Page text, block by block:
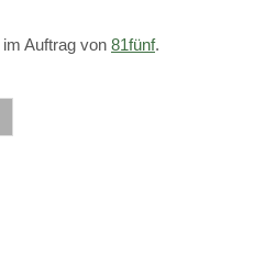
im Auftrag von 81fünf.